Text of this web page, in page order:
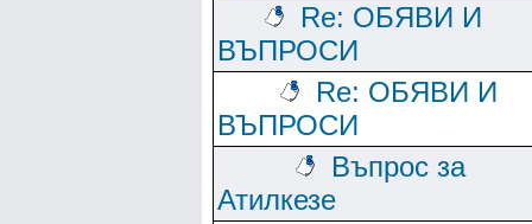
Re: ОБЯВИ И
ВЪПРОСИ
Re: ОБЯВИ И
ВЪПРОСИ
Въпрос за
Атилкезе